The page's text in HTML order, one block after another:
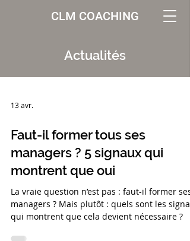
CLM COACHING
Actualités
13 avr.
Faut-il former tous ses
managers ? 5 signaux qui
montrent que oui
La vraie question n’est pas : faut-il former ses
managers ? Mais plutôt : quels sont les
qui montrent que cela devient nécessaire ?